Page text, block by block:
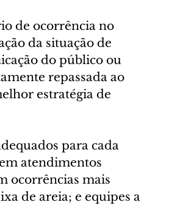
de ocorrência no
da situação de
do público ou
repassada ao
estratégia de
para cada
atendimentos
ocorrências mais
de areia; e equipes a